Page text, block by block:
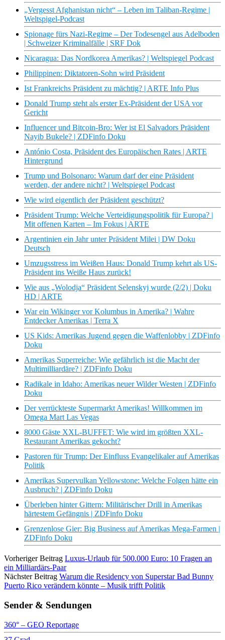
„Vergesst Afghanistan nicht“ – Leben im Taliban-Regime |
Weltspigel-Podcast
Spionage fürs Nazi-Regime – Der Todesengel aus Adelboden
| Schweizer Kriminalfälle | SRF Dok
Nicaragua: Das Nordkorea Amerikas? | Weltspiegel Podcast
Philippinen: Diktatoren-Sohn wird Präsident
Ist Frankreichs Präsident zu mächtig? | ARTE Info Plus
Donald Trump steht als erster Ex-Präsident der USA vor
Gericht
Influencer und Bitcoin-Bro: Wer ist El Salvadors Präsident
Nayib Bukele? | ZDFinfo Doku
António Costa, Präsident des Europäischen Rates | ARTE
Hintergrund
Trump und Bolsonaro: Warum darf der eine Präsident
werden, der andere nicht? | Weltspiegel Podcast
Wie wird eigentlich der Präsident geschützt?
Präsident Trump: Welche Verteidigungspolitik für Europa? |
Mit offenen Karten – Im Fokus | ARTE
Argentinien ein Jahr unter Präsident Milei | DW Doku
Deutsch
Umzugsstress im Weißen Haus: Donald Trump kehrt als US-
Präsident ins Weiße Haus zurück!
Wie aus „Wolodja“ Präsident Selenskyj wurde (2/2) | Doku
HD | ARTE
War ein Wikinger vor Kolumbus in Amerika? | Wahre
Entdecker Amerikas | Terra X
US Kids: Amerikas Jugend gegen die Waffenlobby | ZDFinfo
Doku
Amerikas Superreiche: Wie gefährlich ist die Macht der
Multimilliardäre? | ZDFinfo Doku
Radikale in Idaho: Amerikas neuer Wilder Westen | ZDFinfo
Doku
Der verrückteste Supermarkt Amerikas! Willkommen im
Omega Mart Las Vegas
8000 Gäste XXL-BUFFET: Wie wird im größten XXL-
Restaurant Amerikas gekocht?
Pastoren für Trump: Der Einfluss Evangelikaler auf Amerikas
Politik
Amerikas Supervulkan Yellowstone: Welche Folgen hätte ein
Ausbruch? | ZDFinfo Doku
Überleben hinter Gittern: Militärischer Drill in Amerikas
härtestem Gefängnis | ZDFinfo Doku
Grenzenlose Gier: Big Business auf Amerikas Mega-Farmen |
ZDFinfo Doku
Vorheriger Beitrag Luxus-Urlaub für 500.000 Euro: 10 Fragen an
ein Milliardärs-Paar
Nächster Beitrag Warum die Residency von Superstar Bad Bunny
Puerto Rico verändern könnte – Musik trifft Politik
Sender & Sendungen
360° – GEO Reportage